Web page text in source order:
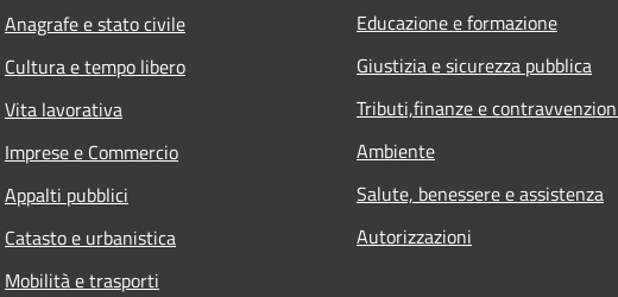
Anagrafe e stato civile
Cultura e tempo libero
Vita lavorativa
Imprese e Commercio
Appalti pubblici
Catasto e urbanistica
Mobilità e trasporti
Educazione e formazione
Giustizia e sicurezza pubblica
Tributi,finanze e
Ambiente
Salute, benessere e assistenza
Autorizzazioni